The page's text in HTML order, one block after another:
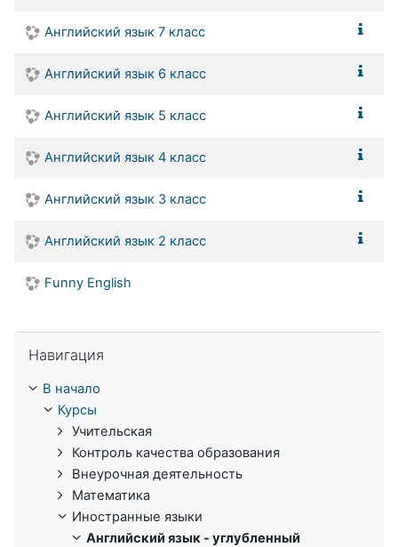
Английский язык 7 класс
Английский язык 6 класс
Английский язык 5 класс
Английский язык 4 класс
Английский язык 3 класс
Английский язык 2 класс
Funny English
Навигация
В начало
Курсы
Учительская
Контроль качества образования
Внеурочная деятельность
Математика
Иностранные языки
Английский язык - углубленный